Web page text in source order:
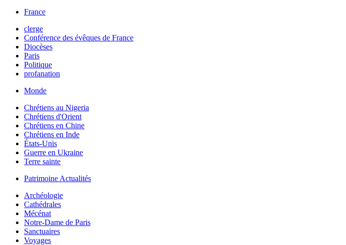
France
clerge
Conférence des évêques de France
Diocèses
Paris
Politique
profanation
Monde
Chrétiens au Nigeria
Chrétiens d'Orient
Chrétiens en Chine
Chrétiens en Inde
États-Unis
Guerre en Ukraine
Terre sainte
Patrimoine Actualités
Archéologie
Cathédrales
Mécénat
Notre-Dame de Paris
Sanctuaires
Voyages